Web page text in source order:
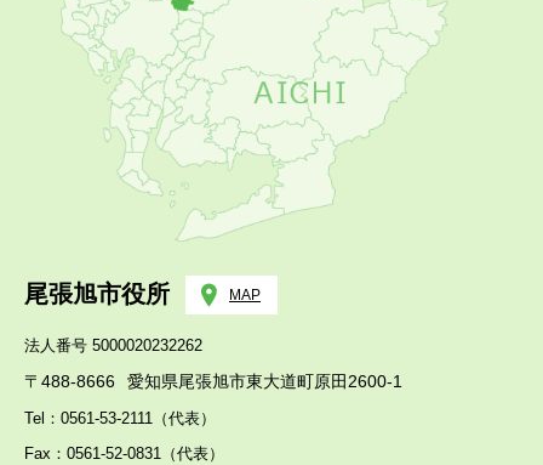
尾張旭市役所 MAP
法人番号 5000020232262
〒488-8666 愛知県尾張旭市東大道町原田2600-1
Tel：0561-53-2111（代表）
Fax：0561-52-0831（代表）